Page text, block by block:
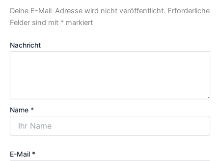
Deine E-Mail-Adresse wird nicht veröffentlicht. Erforderliche
Felder sind mit * markiert
Nachricht
Name *
E-Mail *